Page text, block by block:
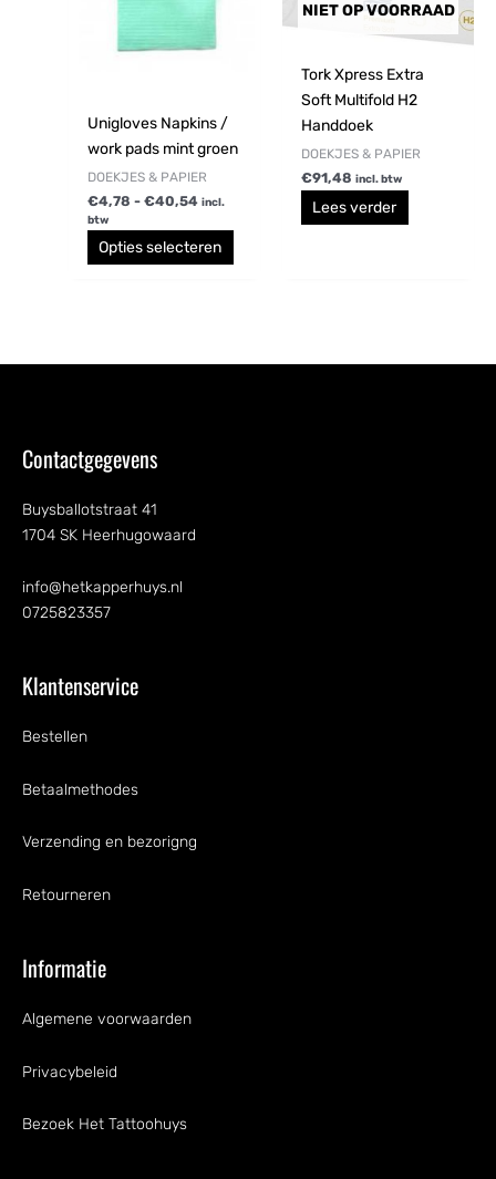
Unigloves Napkins /
work pads mint groen
DOEKJES & PAPIER
€4,78 - €40,54 incl.
btw
Opties selecteren
de
productpagina
NIET OP VOORRAAD
Tork Xpress Extra
Soft Multifold H2
Handdoek
DOEKJES & PAPIER
€91,48 incl. btw
Lees verder
Contactgegevens
Buysballotstraat 41
1704 SK Heerhugowaard
info@hetkapperhuys.nl
0725823357
Klantenservice
Bestellen
Betaalmethodes
Verzending en bezorigng
Retourneren
Informatie
Algemene voorwaarden
Privacybeleid
Bezoek Het Tattoohuys